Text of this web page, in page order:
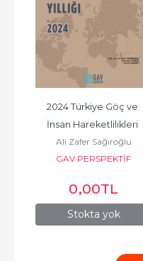
Stokta yok
2024 Türkiye Göç ve
İnsan Hareketlilikleri
Yıllığı
Ali Zafer Sağıroğlu
GAV PERSPEKTİF
0,00TL